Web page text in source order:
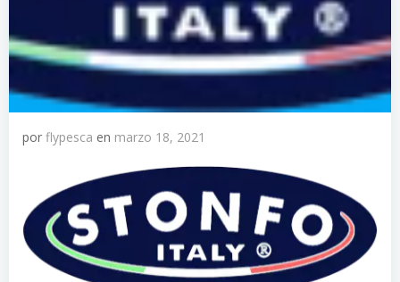
por flypesca en marzo 18, 2021